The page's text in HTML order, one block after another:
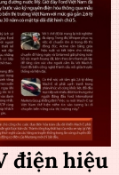
điện hiệu